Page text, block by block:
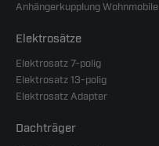
Anhängerkupplung Wohnmobile
Elektrosätze
Elektrosatz 7-polig
Elektrosatz 13-polig
Elektrosatz Adapter
Dachträger